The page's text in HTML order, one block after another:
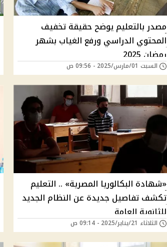
مصدر بالتعليم يوضح حقيقة تخفيف
المحتوي الدراسي ورفع الغياب بشهر
رمضان 2025
السبت 01/مارس/2025 - 09:56 ص
«شهادة البكالوريا المصرية» .. التعليم
تكشف تفاصيل جديدة عن النظام الجديد
للثانوية العامة
الثلاثاء 21/يناير/2025 - 09:14 ص